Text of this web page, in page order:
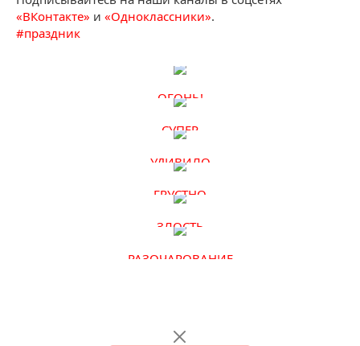
«ВКонтакте» и «Одноклассники».
#праздник
ОГОНЬ!
СУПЕР
УДИВИЛО
ГРУСТНО
ЗЛОСТЬ
РАЗОЧАРОВАНИЕ